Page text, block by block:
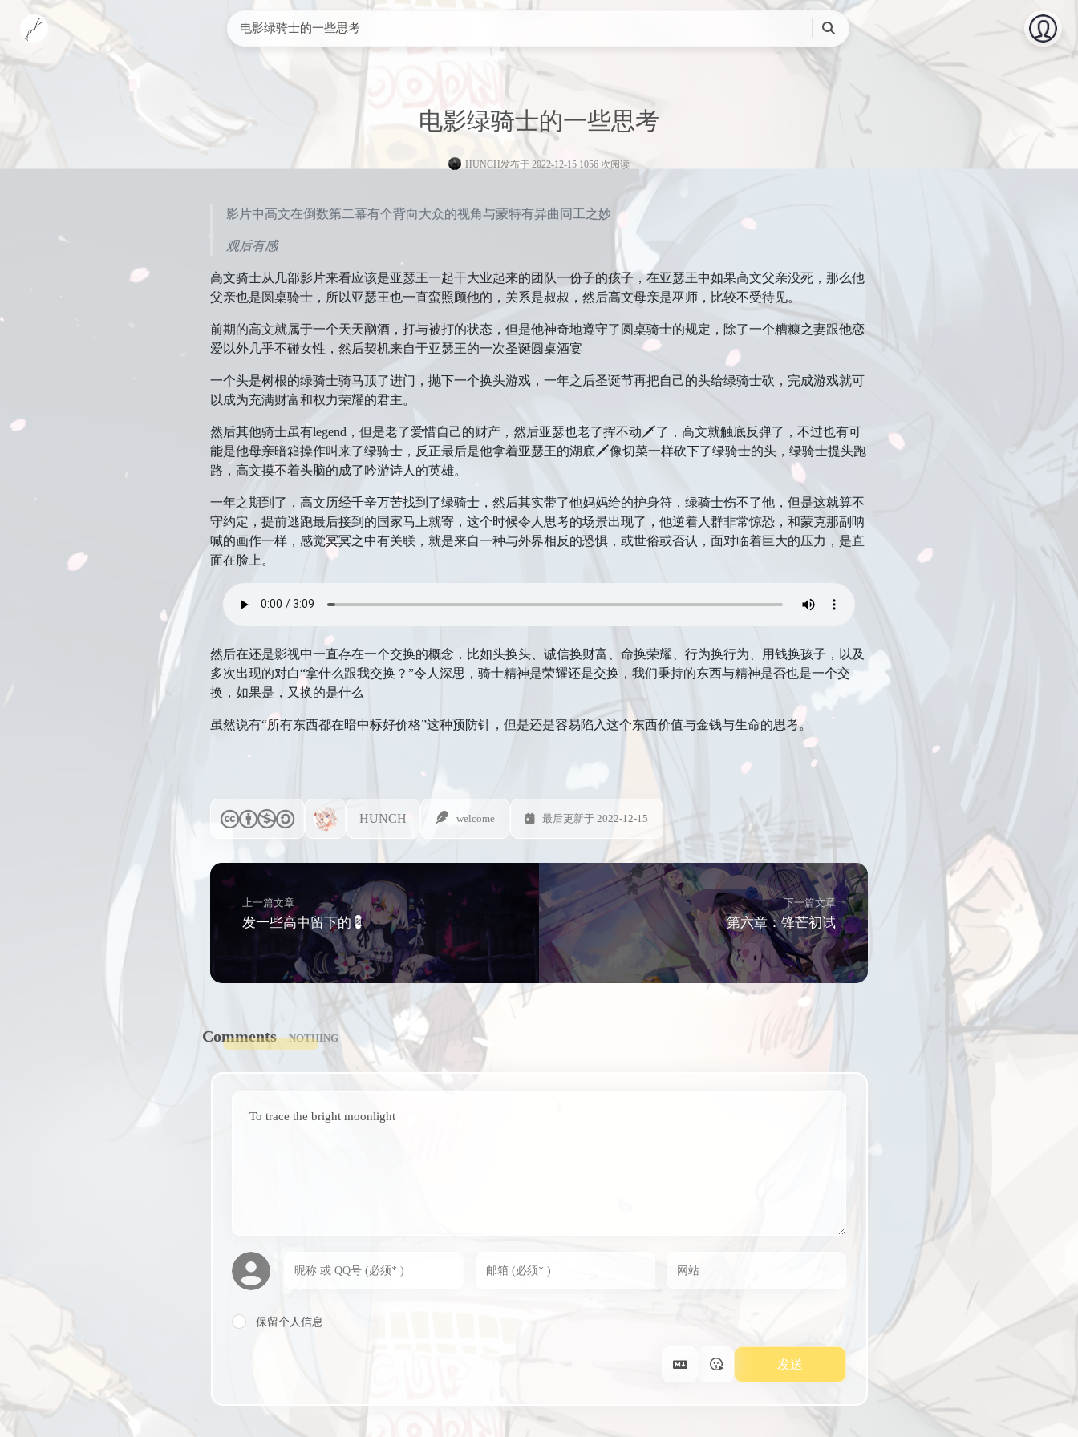
电影绿骑士的一些思考
搜
索
电影绿骑士的一些思考
HUNCH发布于 2022-12-15 1056 次阅读
影片中高文在倒数第二幕有个背向大众的视角与蒙特有异曲同工之妙
观后有感
高文骑士从几部影片来看应该是亚瑟王一起干大业起来的团队一份子的孩子，在亚瑟王中如果高文父亲没死，那么他
父亲也是圆桌骑士，所以亚瑟王也一直蛮照顾他的，关系是叔叔，然后高文母亲是巫师，比较不受待见。
前期的高文就属于一个天天酗酒，打与被打的状态，但是他神奇地遵守了圆桌骑士的规定，除了一个糟糠之妻跟他恋
爱以外几乎不碰女性，然后契机来自于亚瑟王的一次圣诞圆桌酒宴
一个头是树根的绿骑士骑马顶了进门，抛下一个换头游戏，一年之后圣诞节再把自己的头给绿骑士砍，完成游戏就可
以成为充满财富和权力荣耀的君主。
然后其他骑士虽有legend，但是老了爱惜自己的财产，然后亚瑟也老了挥不动🗡了，高文就触底反弹了，不过也有可
能是他母亲暗箱操作叫来了绿骑士，反正最后是他拿着亚瑟王的湖底🗡像切菜一样砍下了绿骑士的头，绿骑士提头跑
路，高文摸不着头脑的成了吟游诗人的英雄。
一年之期到了，高文历经千辛万苦找到了绿骑士，然后其实带了他妈妈给的护身符，绿骑士伤不了他，但是这就算不
守约定，提前逃跑最后接到的国家马上就寄，这个时候令人思考的场景出现了，他逆着人群非常惊恐，和蒙克那副呐
喊的画作一样，感觉冥冥之中有关联，就是来自一种与外界相反的恐惧，或世俗或否认，面对临着巨大的压力，是直
面在脸上。
然后在还是影视中一直存在一个交换的概念，比如头换头、诚信换财富、命换荣耀、行为换行为、用钱换孩子，以及
多次出现的对白“拿什么跟我交换？”令人深思，骑士精神是荣耀还是交换，我们秉持的东西与精神是否也是一个交
换，如果是，又换的是什么
虽然说有“所有东西都在暗中标好价格”这种预防针，但是还是容易陷入这个东西价值与金钱与生命的思考。
HUNCH welcome 最后更新于 2022-12-15
上一篇文章
发一些高中留下的💈
下一篇文章
第六章：锋芒初试
Comments NOTHING
To trace the bright moonlight
保留个人信息